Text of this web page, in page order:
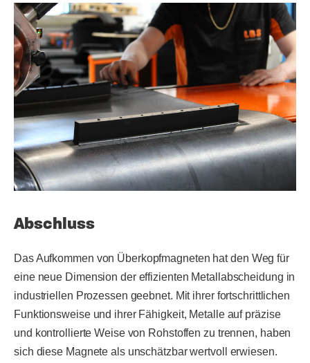
Abschluss
Das Aufkommen von Überkopfmagneten hat den Weg für
eine neue Dimension der effizienten Metallabscheidung in
industriellen Prozessen geebnet. Mit ihrer fortschrittlichen
Funktionsweise und ihrer Fähigkeit, Metalle auf präzise
und kontrollierte Weise von Rohstoffen zu trennen, haben
sich diese Magnete als unschätzbar wertvoll erwiesen.